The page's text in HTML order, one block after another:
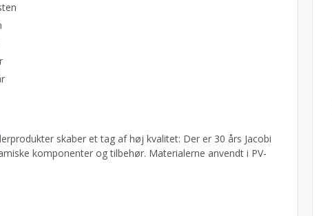
lerprodukter skaber et tag af høj kvalitet: Der er 30 års Jacobi
komponenter og tilbehør. Materialerne anvendt i PV-